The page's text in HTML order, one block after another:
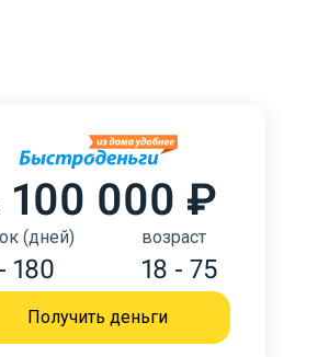
100 000 ₽
(дней)
180
возраст
18 - 75
Получить деньги